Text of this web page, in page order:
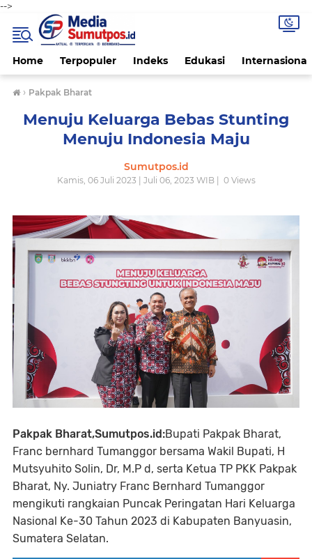
-->
Home Terpopuler Indeks Edukasi Internasional
› Pakpak Bharat
Menuju Keluarga Bebas Stunting
Menuju Indonesia Maju
Sumutpos.id
Kamis, 06 Juli 2023 | Juli 06, 2023 WIB | 0Views
Pakpak Bharat,Sumutpos.id:Bupati Pakpak Bharat,
Franc bernhard Tumanggor bersama Wakil Bupati, H
Mutsyuhito Solin, Dr, M.P d, serta Ketua TP PKK Pakpak
Bharat, Ny. Juniatry Franc Bernhard Tumanggor
mengikuti rangkaian Puncak Peringatan Hari Keluarga
Nasional Ke-30 Tahun 2023 di Kabupaten Banyuasin,
Sumatera Selatan.